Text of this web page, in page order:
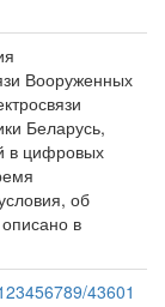
Вооруженных
Беларусь,
в цифровых
об
в
43601